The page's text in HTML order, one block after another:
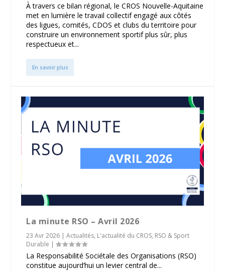
À travers ce bilan régional, le CROS Nouvelle-Aquitaine
met en lumière le travail collectif engagé aux côtés
des ligues, comités, CDOS et clubs du territoire pour
construire un environnement sportif plus sûr, plus
respectueux et...
En savoir plus
La minute RSO – Avril 2026
23 Avr 2026 |Actualités, L'actualité du CROS, RSO & Sport
Durable |
La Responsabilité Sociétale des Organisations (RSO)
constitue aujourd’hui un levier central de...